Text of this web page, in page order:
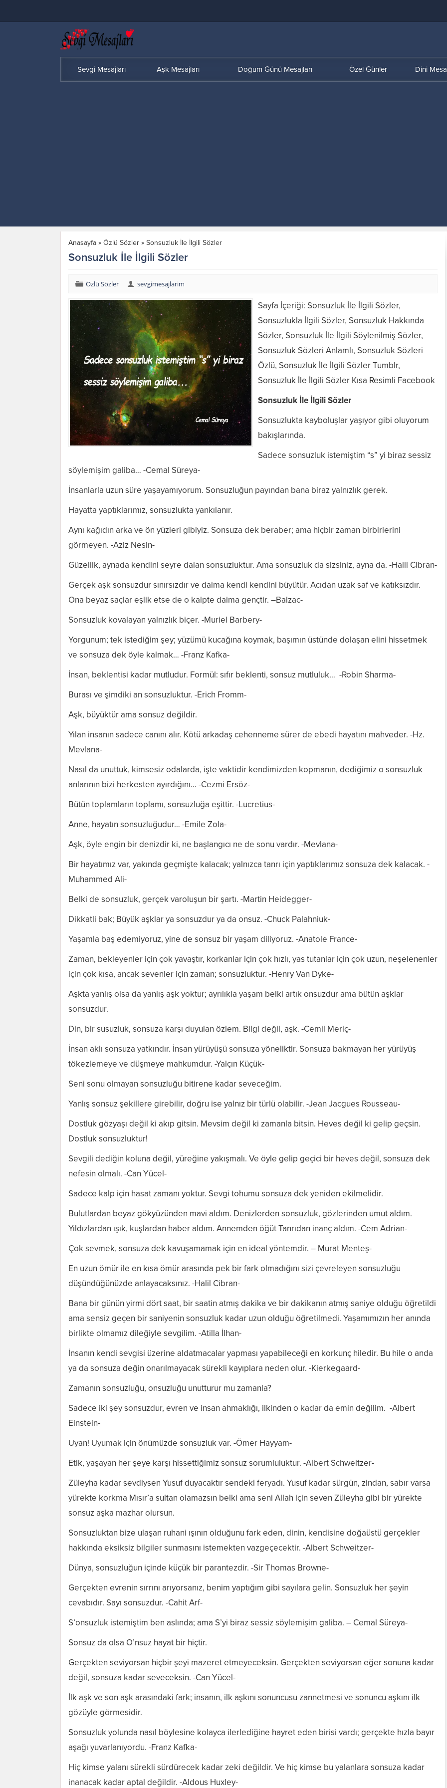
Sevgi Mesajları Aşk Mesajları Doğum Günü Mesajları Özel Günler Dini
Anasayfa » Özlü Sözler » Sonsuzluk İle İlgili Sözler
Sonsuzluk İle İlgili Sözler
Özlü Sözler sevgimesajlarim
Sayfa İçeriği: Sonsuzluk İle İlgili Sözler,
Sonsuzlukla İlgili Sözler, Sonsuzluk Hakkında
Sözler, Sonsuzluk İle İlgili Söylenilmiş Sözler,
Sonsuzluk Sözleri Anlamlı, Sonsuzluk Sözleri
Özlü, Sonsuzluk İle İlgili Sözler Tumblr,
Sonsuzluk İle İlgili Sözler Kısa Resimli Facebook
Sonsuzluk İle İlgili Sözler
Sonsuzlukta kayboluşlar yaşıyor gibi oluyorum
bakışlarında.
Sadece sonsuzluk istemiştim “s” yi biraz sessiz
söylemişim galiba… -Cemal Süreya-
İnsanlarla uzun süre yaşayamıyorum. Sonsuzluğun payından bana biraz yalnızlık gerek.
Hayatta yaptıklarımız, sonsuzlukta yankılanır.
Aynı kağıdın arka ve ön yüzleri gibiyiz. Sonsuza dek beraber; ama hiçbir zaman birbirlerini
görmeyen. -Aziz Nesin-
Güzellik, aynada kendini seyre dalan sonsuzluktur. Ama sonsuzluk da sizsiniz, ayna da. -Halil Cibran-
Gerçek aşk sonsuzdur sınırsızdır ve daima kendi kendini büyütür. Acıdan uzak saf ve katıksızdır.
Ona beyaz saçlar eşlik etse de o kalpte daima gençtir. –Balzac-
Sonsuzluk kovalayan yalnızlık biçer. -Muriel Barbery-
Yorgunum; tek istediğim şey; yüzümü kucağına koymak, başımın üstünde dolaşan elini hissetmek
ve sonsuza dek öyle kalmak… -Franz Kafka-
İnsan, beklentisi kadar mutludur. Formül: sıfır beklenti, sonsuz mutluluk… -Robin Sharma-
Burası ve şimdiki an sonsuzluktur. -Erich Fromm-
Aşk, büyüktür ama sonsuz değildir.
Yılan insanın sadece canını alır. Kötü arkadaş cehenneme sürer de ebedi hayatını mahveder. -Hz.
Mevlana-
Nasıl da unuttuk, kimsesiz odalarda, işte vaktidir kendimizden kopmanın, dediğimiz o sonsuzluk
anlarının bizi herkesten ayırdığını… -Cezmi Ersöz-
Bütün toplamların toplamı, sonsuzluğa eşittir. -Lucretius-
Anne, hayatın sonsuzluğudur… -Emile Zola-
Aşk, öyle engin bir denizdir ki, ne başlangıcı ne de sonu vardır. -Mevlana-
Bir hayatımız var, yakında geçmişte kalacak; yalnızca tanrı için yaptıklarımız sonsuza dek kalacak. -
Muhammed Ali-
Belki de sonsuzluk, gerçek varoluşun bir şartı. -Martin Heidegger-
Dikkatli bak; Büyük aşklar ya sonsuzdur ya da onsuz. -Chuck Palahniuk-
Yaşamla baş edemiyoruz, yine de sonsuz bir yaşam diliyoruz. -Anatole France-
Zaman, bekleyenler için çok yavaştır, korkanlar için çok hızlı, yas tutanlar için çok uzun, neşelenenler
için çok kısa, ancak sevenler için zaman; sonsuzluktur. -Henry Van Dyke-
Aşkta yanlış olsa da yanlış aşk yoktur; ayrılıkla yaşam belki artık onsuzdur ama bütün aşklar
sonsuzdur.
Din, bir susuzluk, sonsuza karşı duyulan özlem. Bilgi değil, aşk. -Cemil Meriç-
İnsan aklı sonsuza yatkındır. İnsan yürüyüşü sonsuza yöneliktir. Sonsuza bakmayan her yürüyüş
tökezlemeye ve düşmeye mahkumdur. -Yalçın Küçük-
Seni sonu olmayan sonsuzluğu bitirene kadar seveceğim.
Yanlış sonsuz şekillere girebilir, doğru ise yalnız bir türlü olabilir. -Jean Jacgues Rousseau-
Dostluk gözyaşı değil ki akıp gitsin. Mevsim değil ki zamanla bitsin. Heves değil ki gelip geçsin.
Dostluk sonsuzluktur!
Sevgili dediğin koluna değil, yüreğine yakışmalı. Ve öyle gelip geçici bir heves değil, sonsuza dek
nefesin olmalı. -Can Yücel-
Sadece kalp için hasat zamanı yoktur. Sevgi tohumu sonsuza dek yeniden ekilmelidir.
Bulutlardan beyaz gökyüzünden mavi aldım. Denizlerden sonsuzluk, gözlerinden umut aldım.
Yıldızlardan ışık, kuşlardan haber aldım. Annemden öğüt Tanrıdan inanç aldım. -Cem Adrian-
Çok sevmek, sonsuza dek kavuşamamak için en ideal yöntemdir. – Murat Menteş-
En uzun ömür ile en kısa ömür arasında pek bir fark olmadığını sizi çevreleyen sonsuzluğu
düşündüğünüzde anlayacaksınız. -Halil Cibran-
Bana bir günün yirmi dört saat, bir saatin atmış dakika ve bir dakikanın atmış saniye olduğu öğretildi
ama sensiz geçen bir saniyenin sonsuzluk kadar uzun olduğu öğretilmedi. Yaşamımızın her anında
birlikte olmamız dileğiyle sevgilim. -Atilla İlhan-
İnsanın kendi sevgisi üzerine aldatmacalar yapması yapabileceği en korkunç hiledir. Bu hile o anda
ya da sonsuza değin onarılmayacak sürekli kayıplara neden olur. -Kierkegaard-
Zamanın sonsuzluğu, onsuzluğu unutturur mu zamanla?
Sadece iki şey sonsuzdur, evren ve insan ahmaklığı, ilkinden o kadar da emin değilim. -Albert
Einstein-
Uyan! Uyumak için önümüzde sonsuzluk var. -Ömer Hayyam-
Etik, yaşayan her şeye karşı hissettiğimiz sonsuz sorumluluktur. -Albert Schweitzer-
Züleyha kadar sevdiysen Yusuf duyacaktır sendeki feryadı. Yusuf kadar sürgün, zindan, sabır varsa
yürekte korkma Mısır’a sultan olamazsın belki ama seni Allah için seven Züleyha gibi bir yürekte
sonsuz aşka mazhar olursun.
Sonsuzluktan bize ulaşan ruhani ışının olduğunu fark eden, dinin, kendisine doğaüstü gerçekler
hakkında eksiksiz bilgiler sunmasını istemekten vazgeçecektir. -Albert Schweitzer-
Dünya, sonsuzluğun içinde küçük bir parantezdir. -Sir Thomas Browne-
Gerçekten evrenin sırrını arıyorsanız, benim yaptığım gibi sayılara gelin. Sonsuzluk her şeyin
cevabıdır. Sayı sonsuzdur. -Cahit Arf-
S’onsuzluk istemiştim ben aslında; ama S’yi biraz sessiz söylemişim galiba. – Cemal Süreya-
Sonsuz da olsa O’nsuz hayat bir hiçtir.
Gerçekten seviyorsan hiçbir şeyi mazeret etmeyeceksin. Gerçekten seviyorsan eğer sonuna kadar
değil, sonsuza kadar seveceksin. -Can Yücel-
İlk aşk ve son aşk arasındaki fark; insanın, ilk aşkını sonuncusu zannetmesi ve sonuncu aşkını ilk
gözüyle görmesidir.
Sonsuzluk yolunda nasıl böylesine kolayca ilerlediğine hayret eden birisi vardı; gerçekte hızla bayır
aşağı yuvarlanıyordu. -Franz Kafka-
Hiç kimse yalanı sürekli sürdürecek kadar zeki değildir. Ve hiç kimse bu yalanlara sonsuza kadar
inanacak kadar aptal değildir. -Aldous Huxley-